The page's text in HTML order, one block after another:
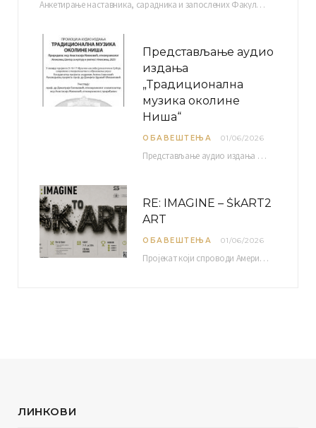
Анкетирање наставника, сарадника и запослених Факултета уметности у Нишу ради сачињавања Извештаја о самовредновању биће…
Представљање аудио
издања
„Традиционална
музика околине
Ниша“
ОБАВЕШТЕЊА 01/06/2026
Представљање аудио издања “Традиционална музика околине Ниша” организује се у оквиру пројекта О-10-17 Музичко наслеђе…
RE: IMAGINE – ŠkART2
ART
ОБАВЕШТЕЊА 01/06/2026
Пројекат који спроводи Америчка привредна комора уз подршку компаније Philip Morris International, са циљем повезивања…
ЛИНКОВИ